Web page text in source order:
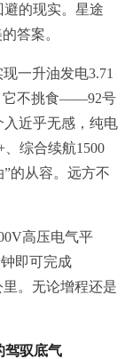
的现实。星途
答案。
一升油发电3.71
它不挑食——92号
近乎无感，纯电
综合续航1500
的从容。远方不
高压电气平
即可完成
里。无论增程还是
驾驭底气